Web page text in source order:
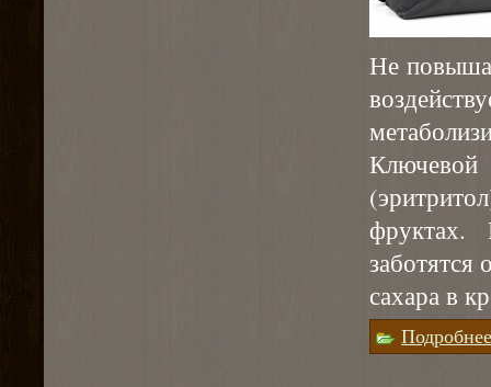
Не
фруктах.
заботятся
сахара в
Подробнее